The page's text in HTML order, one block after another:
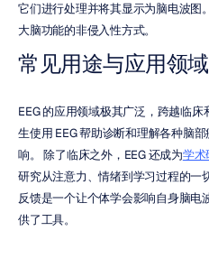
它们进行处理并将其显示为脑电波图
大脑功能的非侵入性方式。
常见用途与应用领域
EEG 的应用领域极其广泛，跨越临
生使用 EEG 帮助诊断和理解各种脑
响。 除了临床之外，EEG 还成为学术
研究从注意力、情绪到学习过程的一
反馈是一个让个体学会影响自身脑电
供了工具。